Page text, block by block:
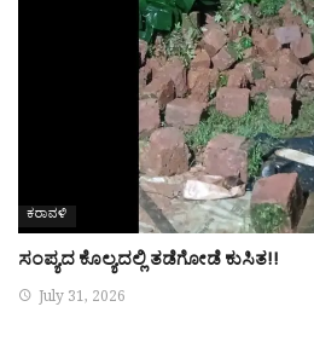
ಕರಾವಳಿ
ಸಂಪ್ಯದ ಕೊಲ್ಯದಲ್ಲಿ ತಡೆಗೋಡೆ ಕುಸಿತ!!
July 31, 2026